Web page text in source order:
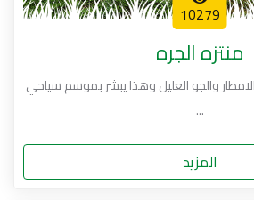
10279
منتزه الجره
والجو العليل وهذا يبشر بموسم سياحي
...
المزيد